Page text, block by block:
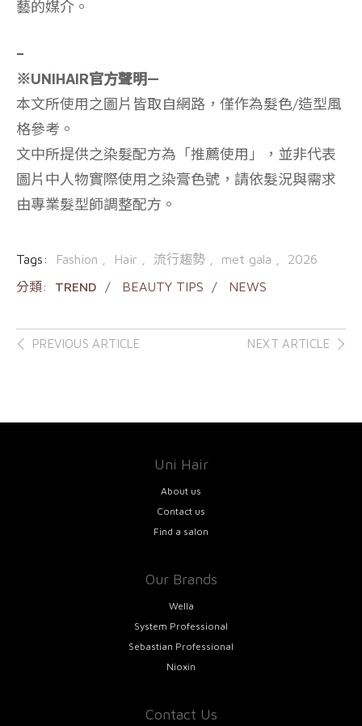
藝的媒介。
–
※UNIHAIR官方聲明—
本文所使用之圖片皆取自網路，僅作為髮色/造型風
格參考。
文中所提供之染髮配方為「推薦使用」，並非代表
圖片中人物實際使用之染膏色號，請依髮況與需求
由專業髮型師調整配方。
Tags: Fashion Hair 流行趨勢 met gala
2026
分類:
TREND BEAUTY TIPS NEWS
Post
PREVIOUS ARTICLE NEXT ARTICLE
Uni Hair
About us
Contact us
Find a salon
Our Brands
Wella
System Professional
Sebastian Professional
Nioxin
Contact Us